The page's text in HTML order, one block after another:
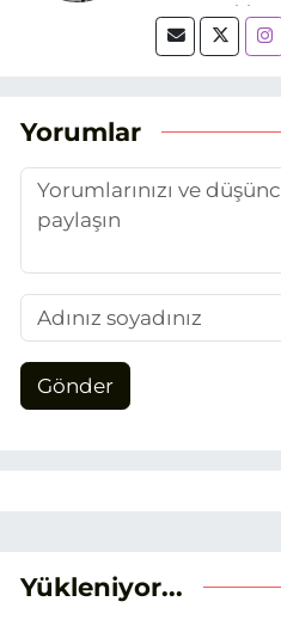
mezun
tarihinde,
adım attım.
Yorumlar
Gönder
Yükleniyor...